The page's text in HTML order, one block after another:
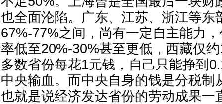
也全面沦陷。广东、江苏、浙江等东
67%-77%之间，尚有一定自主能力
率低至20%-30%甚至更低，西藏仅
多数省份每花1元钱，自己只能挣到
中央输血。而中央自身的钱是分税制
也就是说经济发达省份的劳动成果一